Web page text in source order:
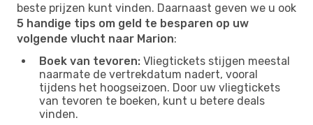
beste prijzen kunt vinden. Daarnaast geven we u ook
5 handige tips om geld te besparen op uw
volgende vlucht naar Marion:
Boek van tevoren: Vliegtickets stijgen meestal
naarmate de vertrekdatum nadert, vooral
tijdens het hoogseizoen. Door uw vliegtickets
van tevoren te boeken, kunt u betere deals
vinden.